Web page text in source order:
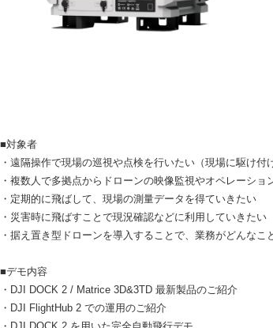
■対象者
・遠隔操作で現場の巡視や点検を行いたい（現場に駆け付
・複数人で多拠点からドローンの映像監視やオペレーショ
・定期的に飛ばして、現場の測量データを得ていきたい
・災害時に飛ばすことで現況確認などに利用していきたい
・据え置き型ドローンを導入することで、業務がどんなこ
■デモ内容
・DJI DOCK 2 / Matrice 3D&3TD 最新製品のご紹介
・DJI FlightHub 2 での運用のご紹介